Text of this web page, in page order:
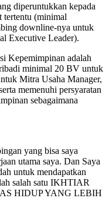
diperuntukkan kepada
tertentu (minimal
downline-nya untuk
Executive Leader).
Kepemimpinan adalah
minimal 20 BV untuk
Mitra Usaha Manager,
memenuhi persyaratan
sebagaimana
yang bisa saya
utama saya. Dan Saya
untuk mendapatkan
salah satu IKHTIAR
HIDUP YANG LEBIH